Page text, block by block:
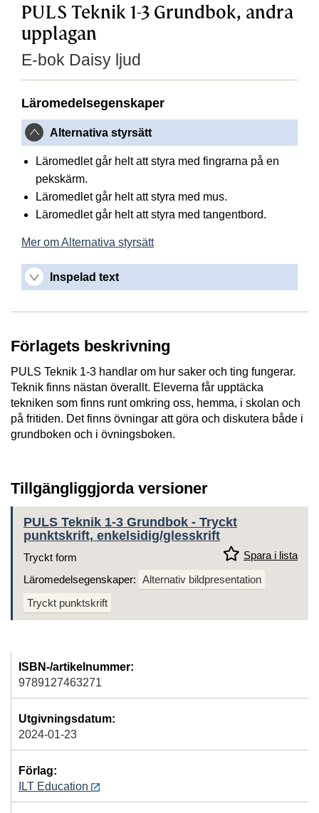
PULS Teknik 1-3 Grundbok, andra
upplagan
E-bok Daisy ljud
Läromedelsegenskaper
Alternativa styrsätt
Läromedlet går helt att styra med fingrarna på en
pekskärm.
Läromedlet går helt att styra med mus.
Läromedlet går helt att styra med tangentbord.
Mer om Alternativa styrsätt
Inspelad text
Förlagets beskrivning
PULS Teknik 1-3 handlar om hur saker och ting fungerar.
Teknik finns nästan överallt. Eleverna får upptäcka
tekniken som finns runt omkring oss, hemma, i skolan och
på fritiden. Det finns övningar att göra och diskutera både i
grundboken och i övningsboken.
Tillgängliggjorda versioner
PULS Teknik 1-3 Grundbok - Tryckt
punktskrift, enkelsidig/glesskrift
Spara i lista
Tryckt form
Läromedelsegenskaper: Alternativ bildpresentation
Tryckt punktskrift
ISBN-/artikelnummer:
9789127463271
Utgivningsdatum:
2024-01-23
Förlag:
ILT Education